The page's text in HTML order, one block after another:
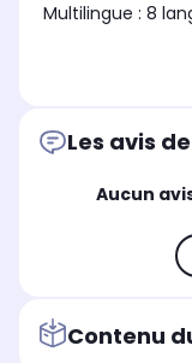
Multilingue : 8
Les avis
Aucun
Contenu